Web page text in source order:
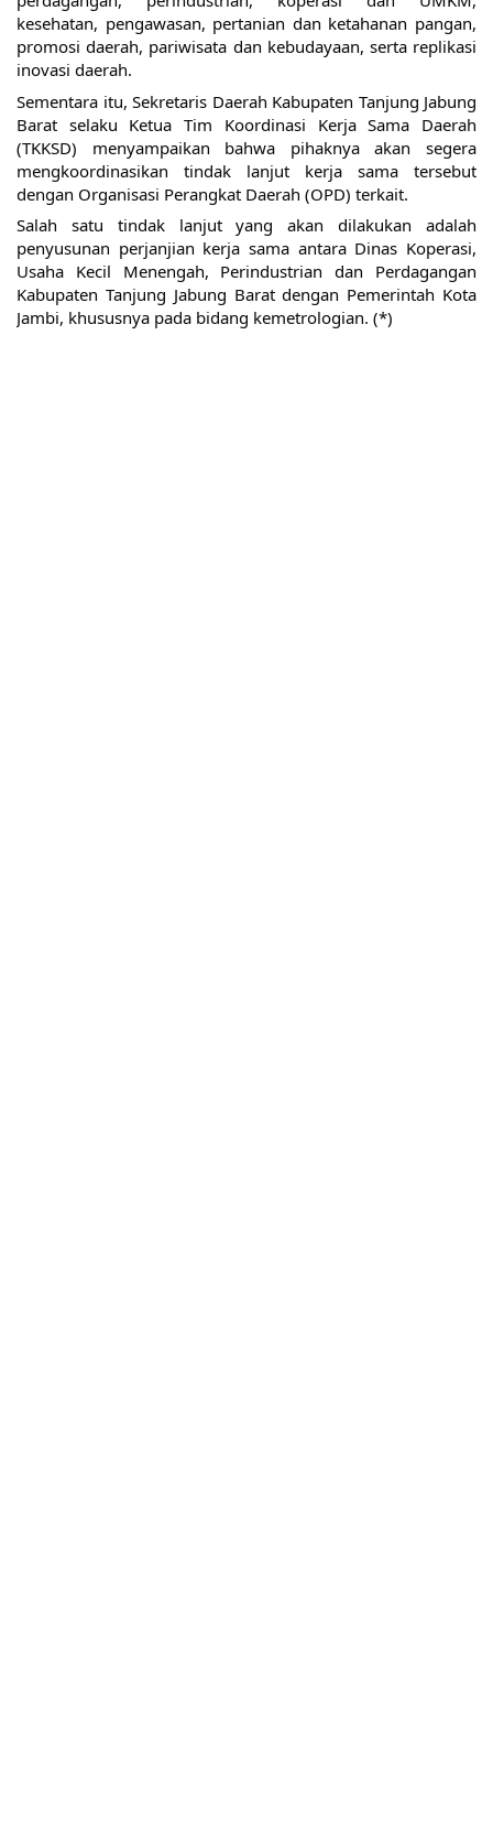
kesehatan, pengawasan, pertanian dan ketahanan pangan,
promosi daerah, pariwisata dan kebudayaan, serta replikasi
inovasi daerah.
Sementara itu, Sekretaris Daerah Kabupaten Tanjung Jabung
Barat selaku Ketua Tim Koordinasi Kerja Sama Daerah
(TKKSD) menyampaikan bahwa pihaknya akan segera
mengkoordinasikan tindak lanjut kerja sama tersebut
dengan Organisasi Perangkat Daerah (OPD) terkait.
Salah satu tindak lanjut yang akan dilakukan adalah
penyusunan perjanjian kerja sama antara Dinas Koperasi,
Usaha Kecil Menengah, Perindustrian dan Perdagangan
Kabupaten Tanjung Jabung Barat dengan Pemerintah Kota
Jambi, khususnya pada bidang kemetrologian. (*)